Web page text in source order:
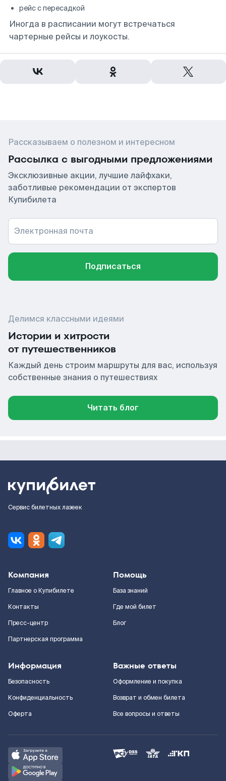
рейс с пересадкой
Иногда в расписании могут встречаться
чартерные рейсы и лоукосты.
Рассказываем о полезном и интересном
Рассылка с выгодными предложениями
Эксклюзивные акции, лучшие лайфхаки,
заботливые рекомендации от экспертов
Купибилета
Электронная почта
Подписаться
Делимся классными идеями
Истории и хитрости
от путешественников
Каждый день строим маршруты для вас, используя
собственные знания о путешествиях
Читать блог
Сервис билетных лазеек
Компания
Главное о Купибилете
Контакты
Пресс-центр
Партнерская программа
Помощь
База знаний
Где мой билет
Блог
Информация
Безопасность
Конфиденциальность
Оферта
Важные ответы
Оформление и покупка
Возврат и обмен билета
Все вопросы и ответы